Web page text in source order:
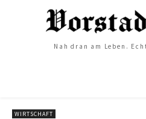
Nah dran am Leben.
WIRTSCHAFT